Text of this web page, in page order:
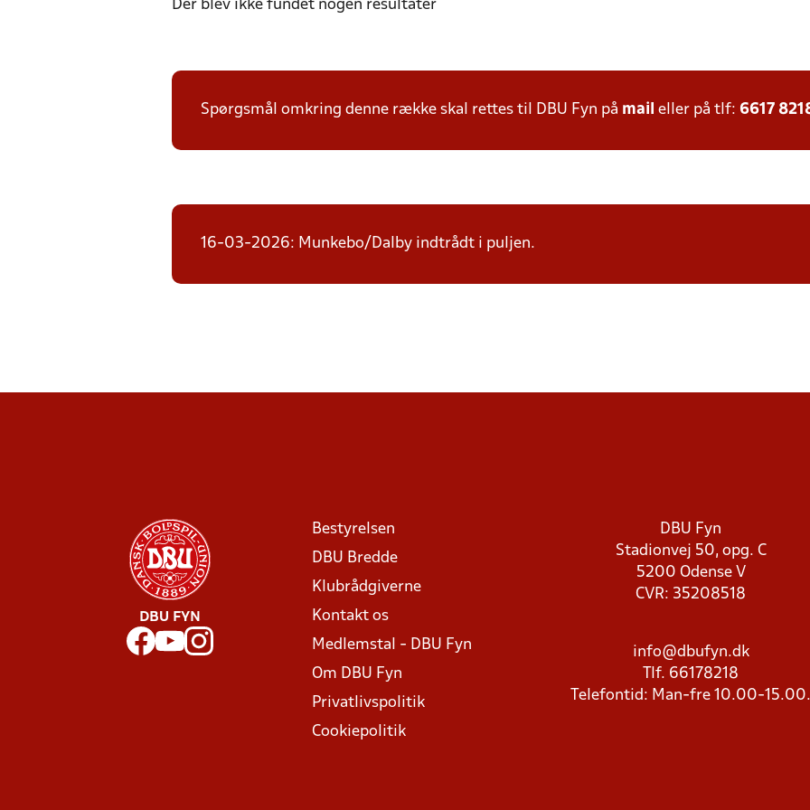
Der blev ikke fundet nogen resultater
Spørgsmål omkring denne række skal rettes til DBU Fyn på mail eller på tlf: 6617
16-03-2026: Munkebo/Dalby indtrådt i puljen.
DBU FYN
Bestyrelsen
DBU Bredde
Klubrådgiverne
Kontakt os
Medlemstal - DBU Fyn
Om DBU Fyn
Privatlivspolitik
Cookiepolitik
DBU Fyn
Stadionvej 50, opg. C
5200 Odense V
CVR: 35208518
info@dbufyn.dk
Tlf. 66178218
Telefontid: Man-fre 10.00-15.00.